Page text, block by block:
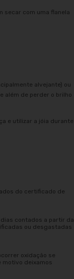
secar com uma flanela
alvejante) ou
além de perder o brilho
e utilizar a jóia durante
do certificado de
contados a partir da
ou desgastadas
oxidação se
motivo deixamos